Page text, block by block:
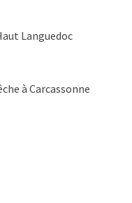
Languedoc
à Carcassonne